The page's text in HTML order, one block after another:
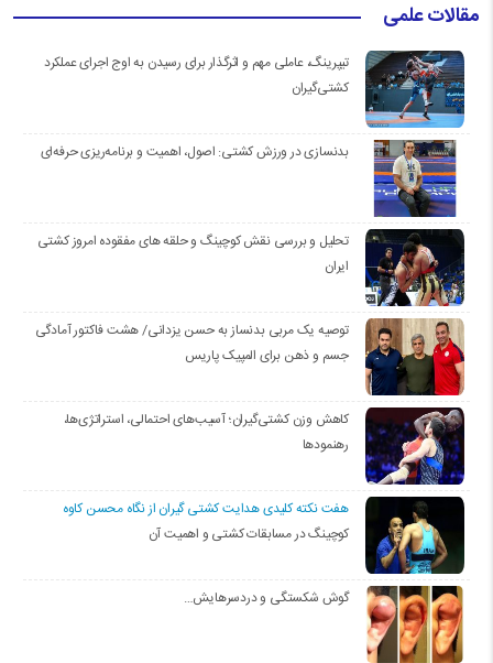
مقالات علمی
تیپرینگ، عاملی مهم و اثرگذار برای رسیدن به اوج اجرای عملکرد
کشتی‌گیران
بدنسازی در ورزش کشتی: اصول، اهمیت و برنامه‌ریزی حرفه‌ای
تحلیل و بررسی نقش کوچینگ و حلقه های مفقوده امروز کشتی
ایران
توصیه یک مربی بدنساز به حسن یزدانی/ هشت فاکتور آمادگی
جسم و ذهن برای المپیک پاریس
کاهش وزن کشتی‌گیران؛ آسیب‌های احتمالی، استراتژی‌ها،
رهنمودها
هفت نکته کلیدی هدایت کشتی گیران از نگاه محسن کاوه
کوچینگ در مسابقات کشتی و اهمیت آن
گوش شکستگی و دردسرهایش…